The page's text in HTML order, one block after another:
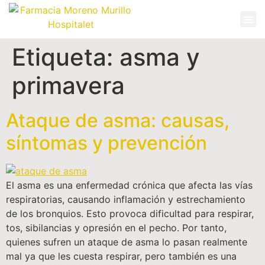
Etiqueta: asma y
primavera
Ataque de asma: causas,
síntomas y prevención
El asma es una enfermedad crónica que afecta las vías
respiratorias, causando inflamación y estrechamiento
de los bronquios. Esto provoca dificultad para respirar,
tos, sibilancias y opresión en el pecho. Por tanto,
quienes sufren un ataque de asma lo pasan realmente
mal ya que les cuesta respirar, pero también es una